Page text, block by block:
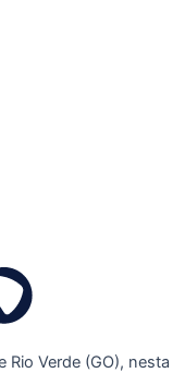
Verde (GO), nesta